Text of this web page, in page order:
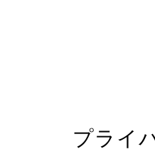
プライ